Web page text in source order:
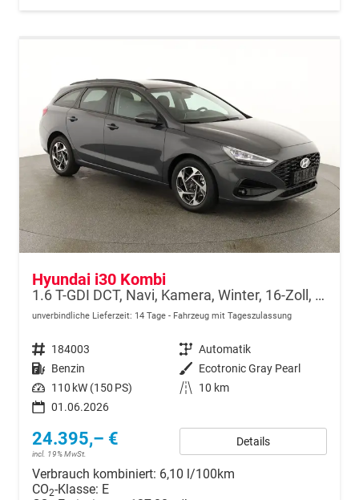
Hyundai i30 Kombi
1.6 T-GDI DCT, Navi, Kamera, Winter, 16-Zoll, 5 J.-Garantie
unverbindliche Lieferzeit: 14 Tage Fahrzeug mit Tageszulassung
Fahrzeugnr. 184003 Getriebe Automatik
Kraftstoff Benzin Außenfarbe Ecotronic Gray Pearl
Leistung 110 kW (150 PS) Kilometerstand
10 km
01.06.2026
24.395,– €
incl. 19% MwSt.
Details
Verbrauch kombiniert: 6,10 l/100km
CO2-Klasse: E